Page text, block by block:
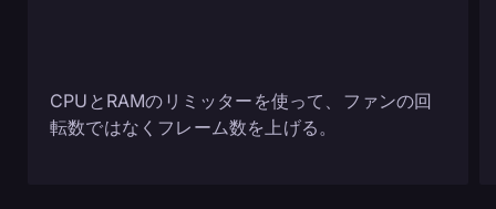
CPUとRAMのリミッターを使って、ファンの回
転数ではなくフレーム数を上げる。